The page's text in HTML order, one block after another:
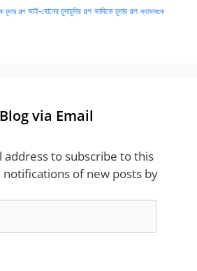
চুদার গল্প ভাই-বোনের চুদাচুদির গল্প ভাবিকে চুদার গল্প ম্যাডামকে
via Email
address to subscribe to this
notifications of new posts by